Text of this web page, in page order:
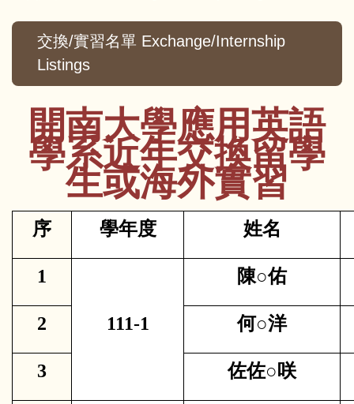
交換/實習名單 Exchange/Internship
Listings
開南大學應用英語
學系近年交換留學
生或海外實習
序 學年度 姓名
1
111-1
陳○佑
2 何○洋
3 佐佐○咲